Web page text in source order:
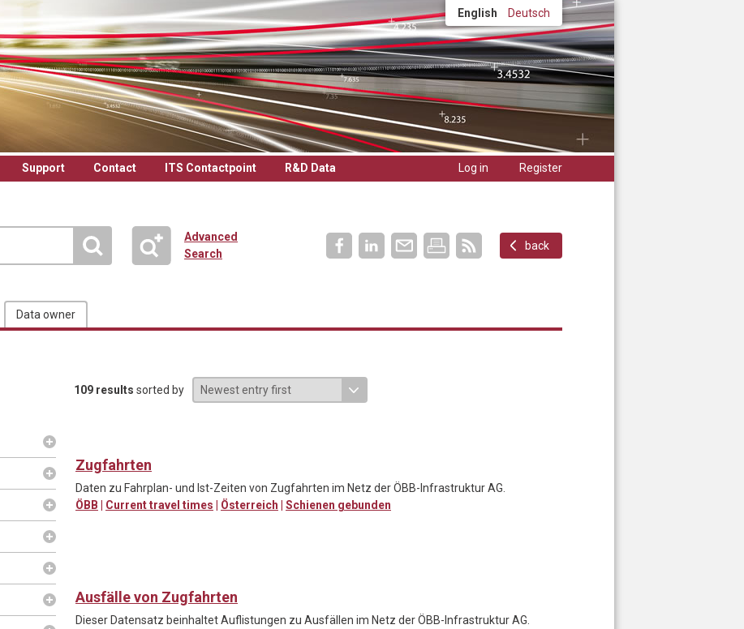
English Deutsch
Support Contact ITS Contactpoint R&D Data Log in Register
Advanced
Search
back
Data owner
109 results sorted by
Zugfahrten
Daten zu Fahrplan- und Ist-Zeiten von Zugfahrten im Netz der ÖBB-Infrastruktur AG.
ÖBB | Current travel times | Österreich | Schienen gebunden
Ausfälle von Zugfahrten
Dieser Datensatz beinhaltet Auflistungen zu Ausfällen im Netz der ÖBB-Infrastruktur AG.